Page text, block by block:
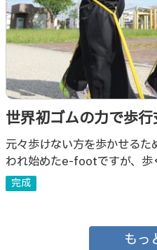
世界初ゴムの力で歩
元々歩けない方を歩かせる
われ始めたe-footですが、歩
様に使っていただける事によ
指しております。
完成
もっ